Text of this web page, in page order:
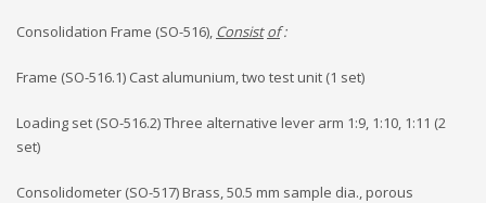
Consolidation Frame (SO-516), Consist of:
Frame (SO-516.1) Cast alumunium, two test unit (1 set)
Loading set (SO-516.2) Three alternative lever arm 1:9, 1:10, 1:11 (2
set)
Consolidometer (SO-517) Brass, 50.5 mm sample dia., porous